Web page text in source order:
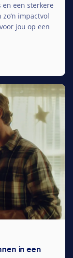
een sterkere
impactvol
jou op een
in een